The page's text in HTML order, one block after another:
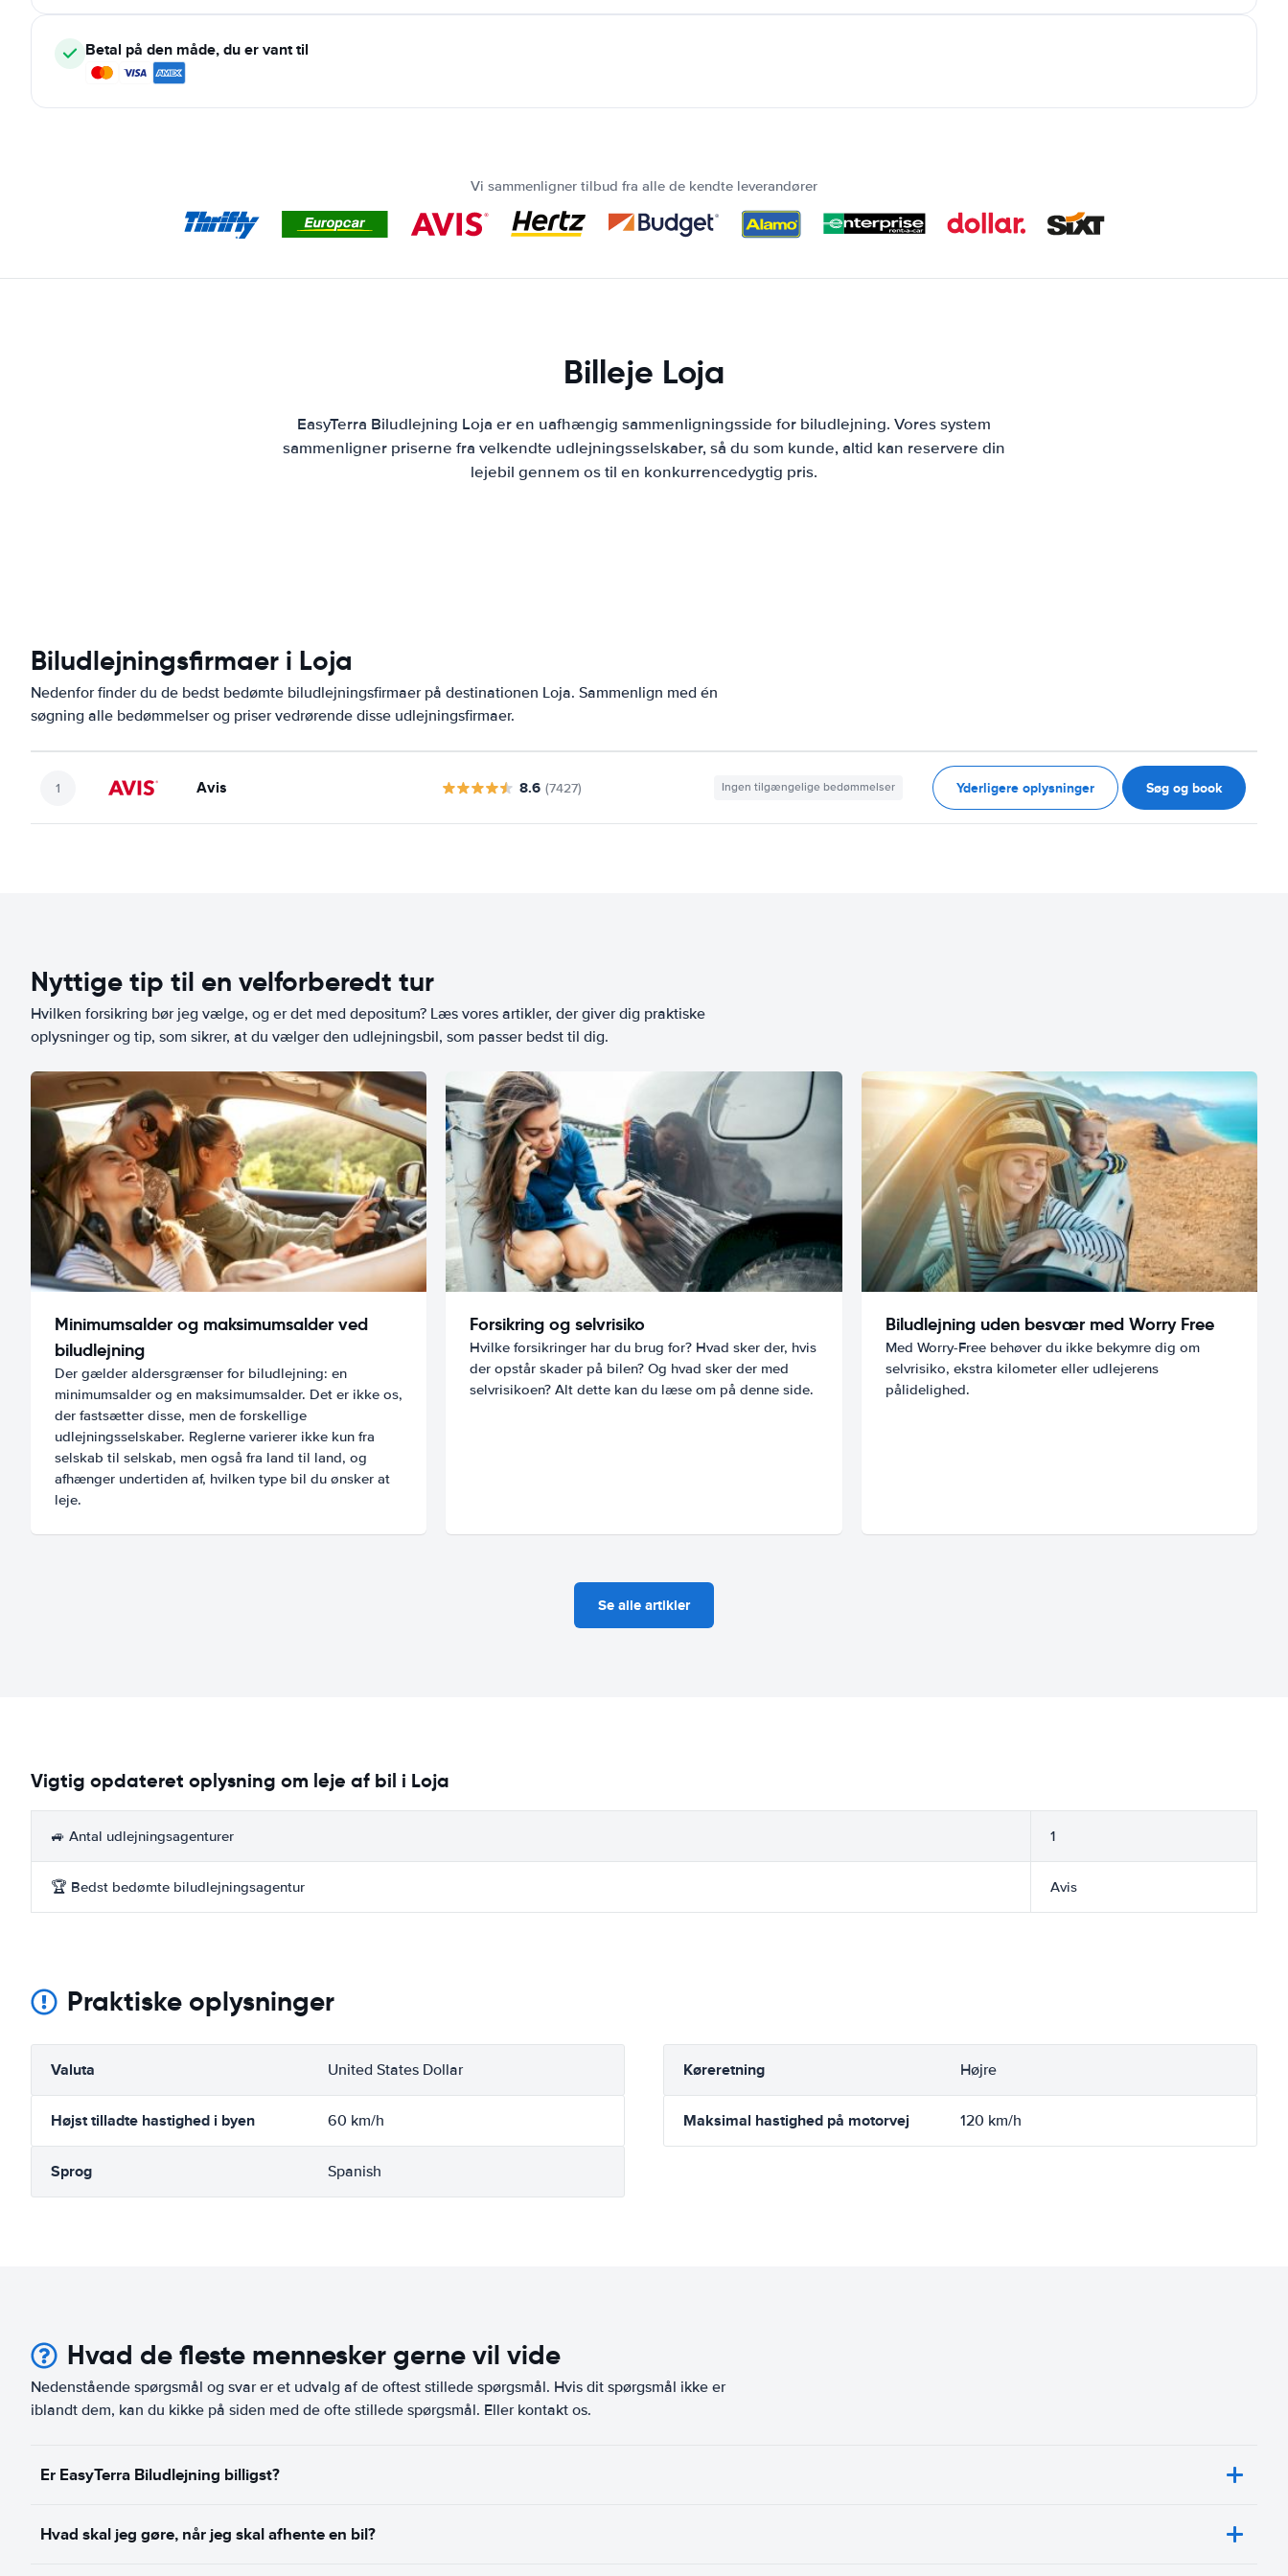
Betal på den måde, du er vant til
Vi sammenligner tilbud fra alle de kendte leverandører
Billeje Loja
EasyTerra Biludlejning Loja er en uafhængig sammenligningsside for biludlejning. Vores system
sammenligner priserne fra velkendte udlejningsselskaber, så du som kunde, altid kan reservere din
lejebil gennem os til en konkurrencedygtig pris.
Biludlejningsfirmaer i Loja
Nedenfor finder du de bedst bedømte biludlejningsfirmaer på destinationen Loja. Sammenlign med én
søgning alle bedømmelser og priser vedrørende disse udlejningsfirmaer.
Avis 8.6 (7427) Ingen tilgængelige bedømmelser Yderligere oplysninger Søg og book
Nyttige tip til en velforberedt tur
Hvilken forsikring bør jeg vælge, og er det med depositum? Læs vores artikler, der giver dig praktiske
oplysninger og tip, som sikrer, at du vælger den udlejningsbil, som passer bedst til dig.
Minimumsalder og maksimumsalder ved
biludlejning
Der gælder aldersgrænser for biludlejning: en
minimumsalder og en maksimumsalder. Det er ikke os,
der fastsætter disse, men de forskellige
udlejningsselskaber. Reglerne varierer ikke kun fra
selskab til selskab, men også fra land til land, og
afhænger undertiden af, hvilken type bil du ønsker at
leje.
Forsikring og selvrisiko
Hvilke forsikringer har du brug for? Hvad sker der, hvis
der opstår skader på bilen? Og hvad sker der med
selvrisikoen? Alt dette kan du læse om på denne side.
Biludlejning uden besvær med Worry Free
Med Worry-Free behøver du ikke bekymre dig om
selvrisiko, ekstra kilometer eller udlejerens
pålidelighed.
Se alle artikler
Vigtig opdateret oplysning om leje af bil i Loja
🚙 Antal udlejningsagenturer 1
🏆 Bedst bedømte biludlejningsagentur Avis
Praktiske oplysninger
Valuta United States Dollar Køreretning Højre
Højst tilladte hastighed i byen 60 km/h Maksimal hastighed på motorvej 120 km/h
Sprog Spanish
Hvad de fleste mennesker gerne vil vide
Nedenstående spørgsmål og svar er et udvalg af de oftest stillede spørgsmål. Hvis dit spørgsmål ikke er
iblandt dem, kan du kikke på siden med de ofte stillede spørgsmål. Eller kontakt os.
Er EasyTerra Biludlejning billigst?
Hvad skal jeg gøre, når jeg skal afhente en bil?